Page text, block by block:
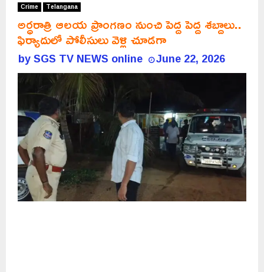
Crime Telangana
అర్ధరాత్రి ఆలయ ప్రాంగణం నుంచి పెద్ద పెద్ద శబ్దాలు..
ఫిర్యాదులో పోలీసులు వెళ్లి చూడగా
bySGS TV NEWS online June 22, 2026